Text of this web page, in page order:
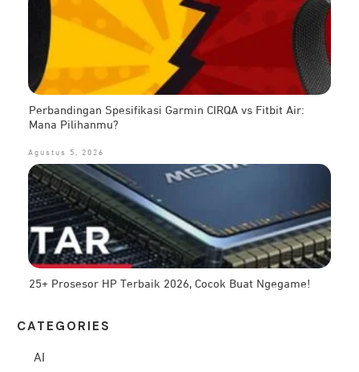
Perbandingan Spesifikasi Garmin CIRQA vs Fitbit Air:
Mana Pilihanmu?
Agustus 5, 2026
25+ Prosesor HP Terbaik 2026, Cocok Buat Ngegame!
CATEG ORIES
AI